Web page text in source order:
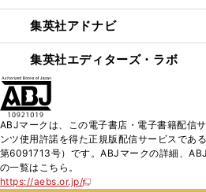
集英社アドナビ
集英社エディターズ・ラボ
ABJマークは、この電子書店・電子書籍配信
ンツ使用許諾を得た正規版配信サービスであ
第6091713号）です。ABJマークの詳細、
の一覧はこちら。
https://aebs.or.jp/
新